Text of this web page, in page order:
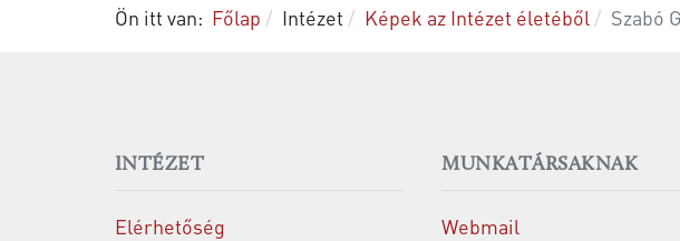
Ön itt van: Főlap Intézet Képek az Intézet életéből Szabó
INTÉZET
Elérhetőség
MUNKATÁRSAKNAK
Webmail